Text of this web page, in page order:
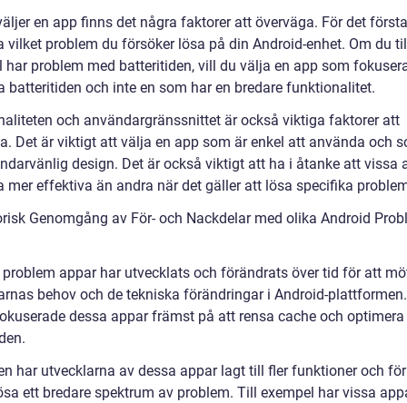
en app finns det några faktorer att överväga. För det
vilket problem du försöker lösa på din Android-enhet. Om du
har problem med batteritiden, vill du välja en app som
batteritiden och inte en som har en bredare funktionalitet.
och användargränssnittet är också viktiga faktorer att
Det är viktigt att välja en app som är enkel att använda och
design. Det är också viktigt att ha i åtanke att vissa
mer effektiva än andra när det gäller att lösa specifika
Genomgång av För- och Nackdelar med olika Android
appar har utvecklats och förändrats över tid för att
behov och de tekniska förändringar i Android-
dessa appar främst på att rensa cache och optimera
har utvecklarna av dessa appar lagt till fler funktioner och
ett bredare spektrum av problem. Till exempel har vissa